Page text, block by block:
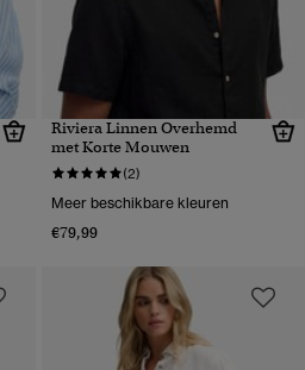
Riviera Linnen Overhemd
met Korte Mouwen
(2)
Meer beschikbare kleuren
€79,99